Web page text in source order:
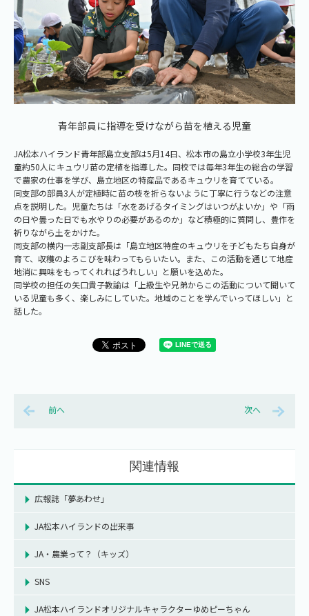
青年部員に指導を受けながら苗を植える児童
JA松本ハイランド青年部島立支部は5月14日、松本市の島立小学校3年生児
童約50人にキュウリ苗の定植を指導した。同校では毎年3年生の総合の学習
で農家の仕事を学び、島立地区の特産品であるキュウリを育てている。
同支部の部員3人が定植時に苗の枝を折らないように丁寧に行うなどの注意
点を説明した。児童たちは「水をあげるタイミングはいつがよいか」や「雨
の日や曇った日でも水やりの必要があるのか」など積極的に質問し、豊作を
祈りながら土をかけた。
同支部の横内一志副支部長は「島立地区特産のキュウリを子どもたち自身が
育て、収穫のよろこびを味わってもらいたい。また、この活動を通じて地産
地消に興味をもってくれればうれしい」と願いを込めた。
同学校の担任の矢口貴子教諭は「上級生や兄弟からこの活動について聞いて
いる児童も多く、楽しみにしていた。地域のことを学んでいってほしい」と
話した。
前へ 次へ
関連情報
広報誌「夢あわせ」
JA松本ハイランドの出来事
JA・農業って？（キッズ）
SNS
JA松本ハイランドオリジナルキャラクターゆめピーちゃん